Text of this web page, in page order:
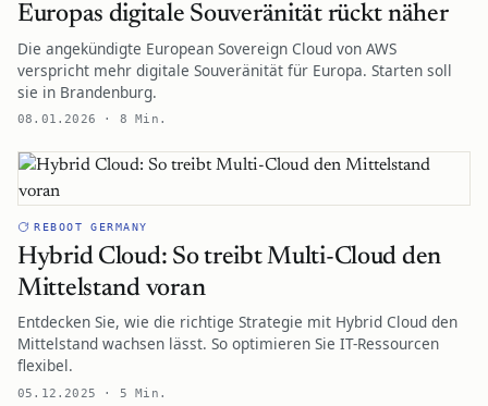
Europas digitale Souveränität rückt näher
Die angekündigte European Sovereign Cloud von AWS
verspricht mehr digitale Souveränität für Europa. Starten soll
sie in Brandenburg.
08.01.2026 · 8 Min.
REBOOT GERMANY
Hybrid Cloud: So treibt Multi-Cloud den
Mittelstand voran
Entdecken Sie, wie die richtige Strategie mit Hybrid Cloud den
Mittelstand wachsen lässt. So optimieren Sie IT-Ressourcen
flexibel.
05.12.2025 · 5 Min.